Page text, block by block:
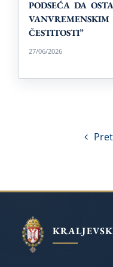
PODSEĆA DA
ČESTITOSTI”
27/06/2026